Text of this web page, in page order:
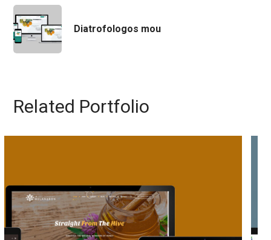
Diatrofologos mou
Related Portfolio